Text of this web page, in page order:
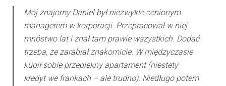
Mój znajomy Daniel był niezwykle cenionym
managerem w korporacji. Przepracował w niej
mnóstwo lat i znał tam prawie wszystkich. Dodać
trzeba, że zarabiał znakomicie. W międzyczasie
kupił sobie przepiękny apartament (niestety
kredyt we frankach – ale trudno). Niedługo potem